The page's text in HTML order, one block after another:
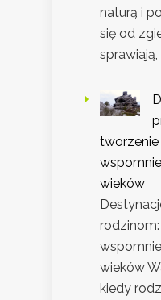
naturą i
się od
sprawiają,
tworzenie
wieków
wieków
kiedy